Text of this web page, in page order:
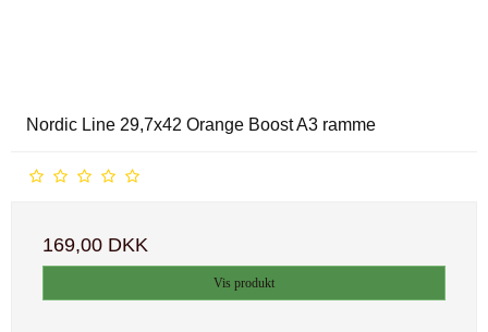
Nordic Line 29,7x42 Orange Boost A3 ramme
169,00 DKK
Vis produkt